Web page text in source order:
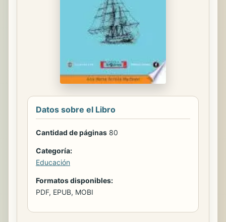
Datos sobre el Libro
Cantidad de páginas 80
Categoría:
Educación
Formatos disponibles:
PDF, EPUB, MOBI